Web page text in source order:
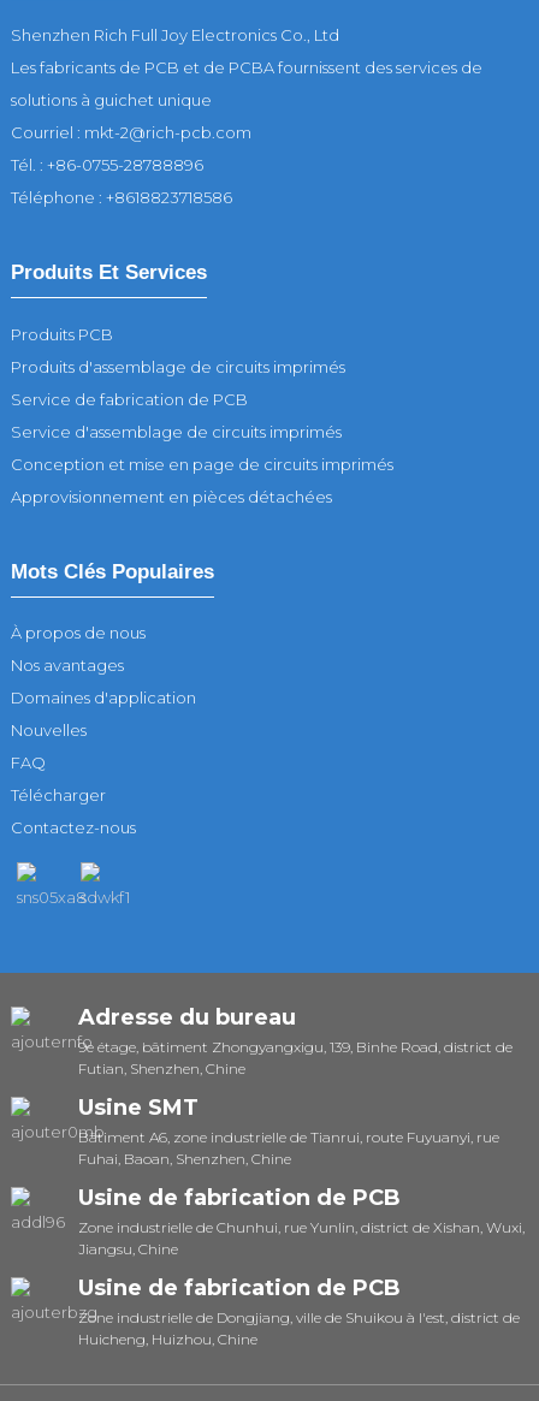
Shenzhen Rich Full Joy Electronics Co., Ltd
Les fabricants de PCB et de PCBA fournissent des services de
solutions à guichet unique
Courriel : mkt-2@rich-pcb.com
Tél. : +86-0755-28788896
Téléphone : +8618823718586
Produits Et Services
Produits PCB
Produits d'assemblage de circuits imprimés
Service de fabrication de PCB
Service d'assemblage de circuits imprimés
Conception et mise en page de circuits imprimés
Approvisionnement en pièces détachées
Mots Clés Populaires
À propos de nous
Nos avantages
Domaines d'application
Nouvelles
FAQ
Télécharger
Contactez-nous
Adresse du bureau
9e étage, bâtiment Zhongyangxigu, 139, Binhe Road, district de
Futian, Shenzhen, Chine
Usine SMT
Bâtiment A6, zone industrielle de Tianrui, route Fuyuanyi, rue
Fuhai, Baoan, Shenzhen, Chine
Usine de fabrication de PCB
Zone industrielle de Chunhui, rue Yunlin, district de Xishan, Wuxi,
Jiangsu, Chine
Usine de fabrication de PCB
Zone industrielle de Dongjiang, ville de Shuikou à l'est, district de
Huicheng, Huizhou, Chine